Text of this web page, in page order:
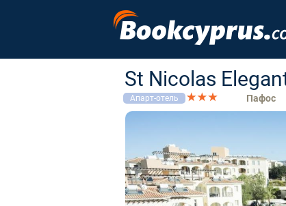
St Nicolas
Апарт-отель Пафос